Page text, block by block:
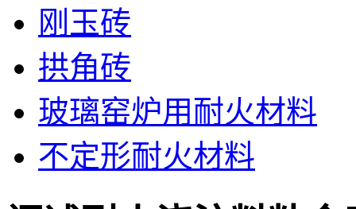
刚玉砖
拱角砖
玻璃窑炉用耐火材料
不定形耐火材料